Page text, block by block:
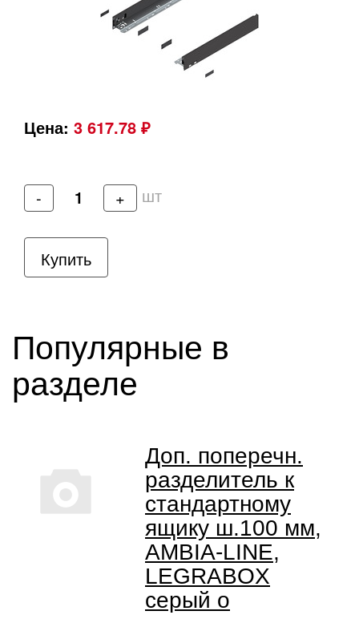
Цена: 3 617.78 ₽
- + шт
Купить
Популярные в
разделе
Доп. поперечн.
разделитель к
стандартному
ящику ш.100 мм,
AMBIA-LINE,
LEGRABOX
серый о